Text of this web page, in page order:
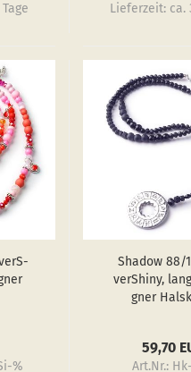
Lieferzeit: ca.
%
Shadow 88/
verS­hiny,
gner
59,70
Art.Nr.: